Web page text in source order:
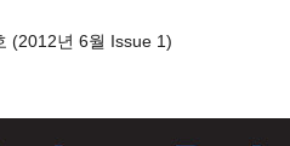
(2012년 6월 Issue 1)